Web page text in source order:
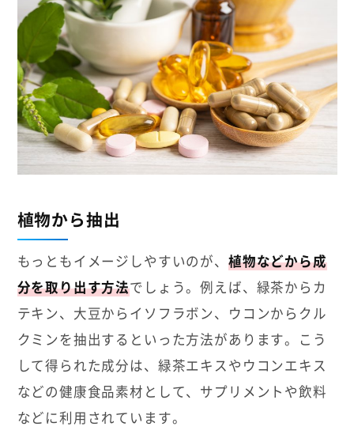
植物から抽出
もっともイメージしやすいのが、 植物などから成
分を取り出す方法でしょう。例えば、緑茶からカ
テキン、大豆からイソフラボン、ウコンからクル
クミンを抽出するといった方法があります。こう
して得られた成分は、緑茶エキスやウコンエキス
などの健康食品素材として、サプリメントや飲料
などに利用されています。